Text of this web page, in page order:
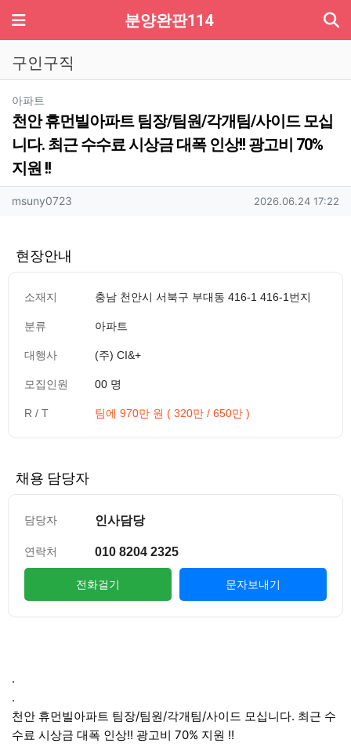
메뉴 분양완판114
구인구직
아파트
천안 휴먼빌아파트 팀장/팀원/각개팀/사이드 모십
니다. 최근 수수료 시상금 대폭 인상!! 광고비 70%
지원 !!
작성자 정보
msuny0723 작성일
2026.06.24 17:22
현장안내
소재지 충남 천안시 서북구 부대동 416-1 416-1번지
분류 아파트
대행사 (주) CI&+
모집인원 00 명
R / T 팀에 970만 원 ( 320만 / 650만 )
채용 담당자
담당자 인사담당
연락처 010 8204 2325
전화걸기 문자보내기
본문
​.
.
천안 휴먼빌아파트 팀장/팀원/각개팀/사이드 모십니다. 최근 수
수료 시상금 대폭 인상!! 광고비 70% 지원 !!